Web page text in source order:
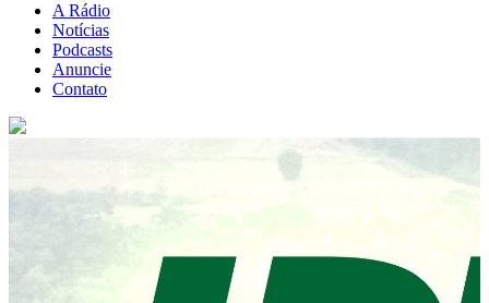
A Rádio
Notícias
Podcasts
Anuncie
Contato